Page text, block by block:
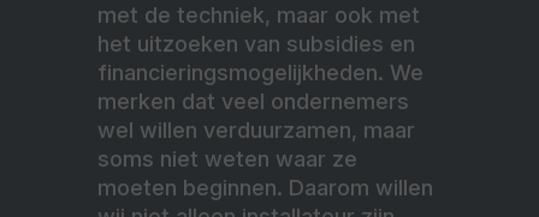
met de techniek, maar ook met
het uitzoeken van subsidies en
financieringsmogelijkheden. We
merken dat veel ondernemers
wel willen verduurzamen, maar
soms niet weten waar ze
moeten beginnen. Daarom willen